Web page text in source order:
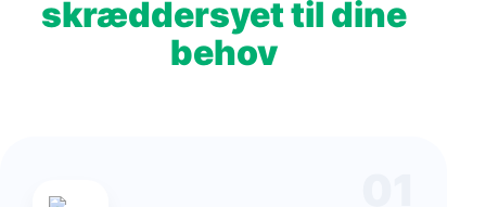
skræddersyet til dine
behov